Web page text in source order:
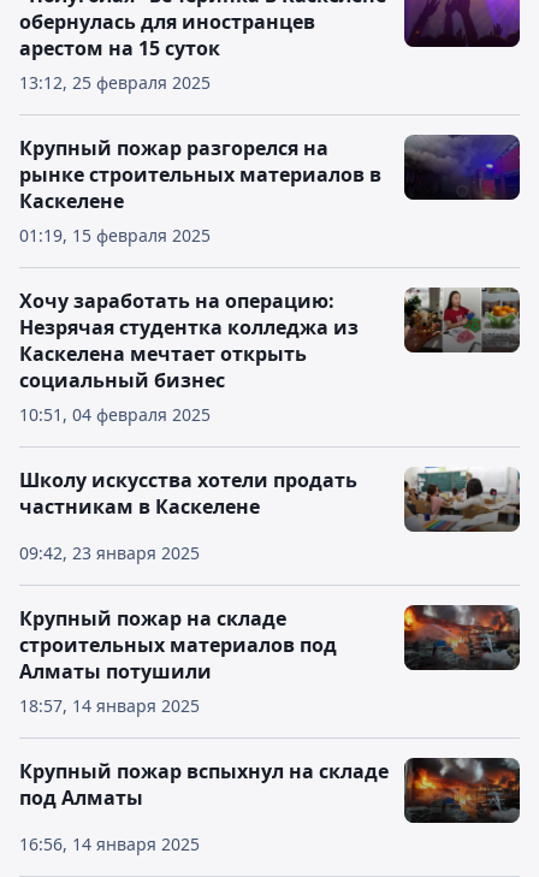
13:12, 25 февраля 2025
обернулась для иностранцев
арестом на 15 суток
01:19, 15 февраля 2025
Крупный пожар разгорелся на
рынке строительных материалов в
Каскелене
10:51, 04 февраля 2025
Хочу заработать на операцию:
Незрячая студентка колледжа из
Каскелена мечтает открыть
социальный бизнес
09:42, 23 января 2025
Школу искусства хотели продать
частникам в Каскелене
18:57, 14 января 2025
Крупный пожар на складе
строительных материалов под
Алматы потушили
16:56, 14 января 2025
Крупный пожар вспыхнул на складе
под Алматы